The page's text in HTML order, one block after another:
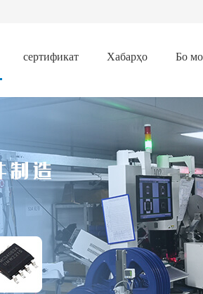
сертификат Хабарҳо Бо